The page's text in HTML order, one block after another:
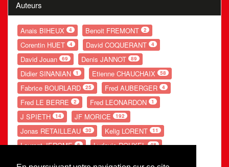
Auteurs
Anais BIHEUX 4 Benoit FREMONT 2
Corentin HUET 4 David COQUERANT 4
David Jouan 69 Denis JANNOT 89
Didier SINANIAN 1 Etienne CHAUCHAIX 58
Fabrice BOURLARD 25 Fred AUBERGER 4
Fred LE BERRE 2 Fred LEONARDON 1
J SPIETH 14 JF MORICE 192
Jonas RETAILLEAU 30 Kelig LORENT 11
Laurent JEROME 6 Ludovic ROUXEL 48